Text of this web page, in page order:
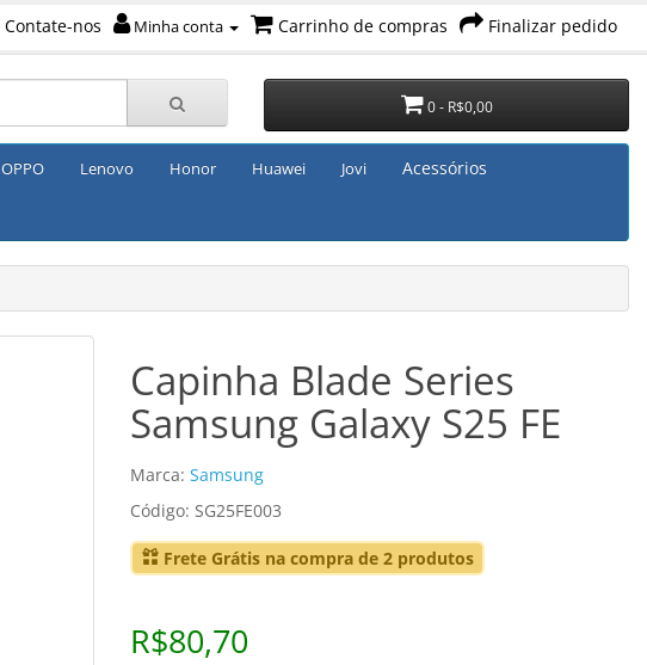
Contate-nos Minha conta Carrinho de compras Finalizar pedido
0 - R$0,00
OPPO Lenovo Honor Huawei Jovi Acessórios
Capinha Blade Series
Samsung Galaxy S25 FE
Marca: Samsung
Código: SG25FE003
Frete Grátis na compra de 2 produtos
R$80,70